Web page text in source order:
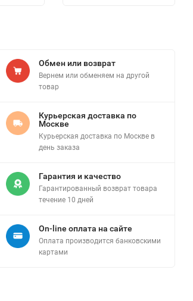
Обмен или возврат
Вернем или обменяем на другой
товар
Курьерская доставка по
Москве
Курьерская доставка по Москве в
день заказа
Гарантия и качество
Гарантированный возврат товара
течение 10 дней
On-line оплата на сайте
Оплата производится банковскими
картами